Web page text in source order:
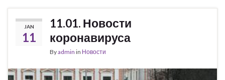
JAN
11
11.01. Новости
коронавируса
Byadmin in Новости